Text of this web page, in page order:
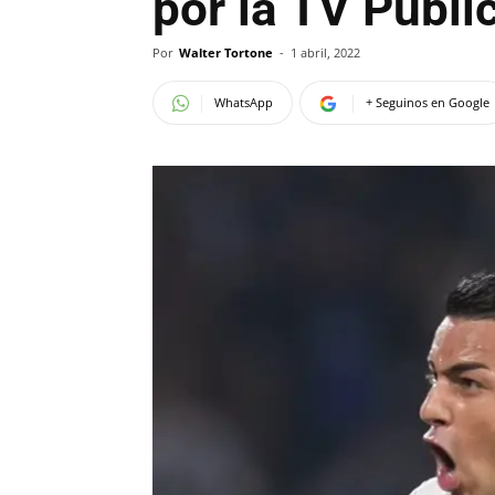
Por Walter Tortone - 1 abril, 2022
WhatsApp + Seguinos en Google